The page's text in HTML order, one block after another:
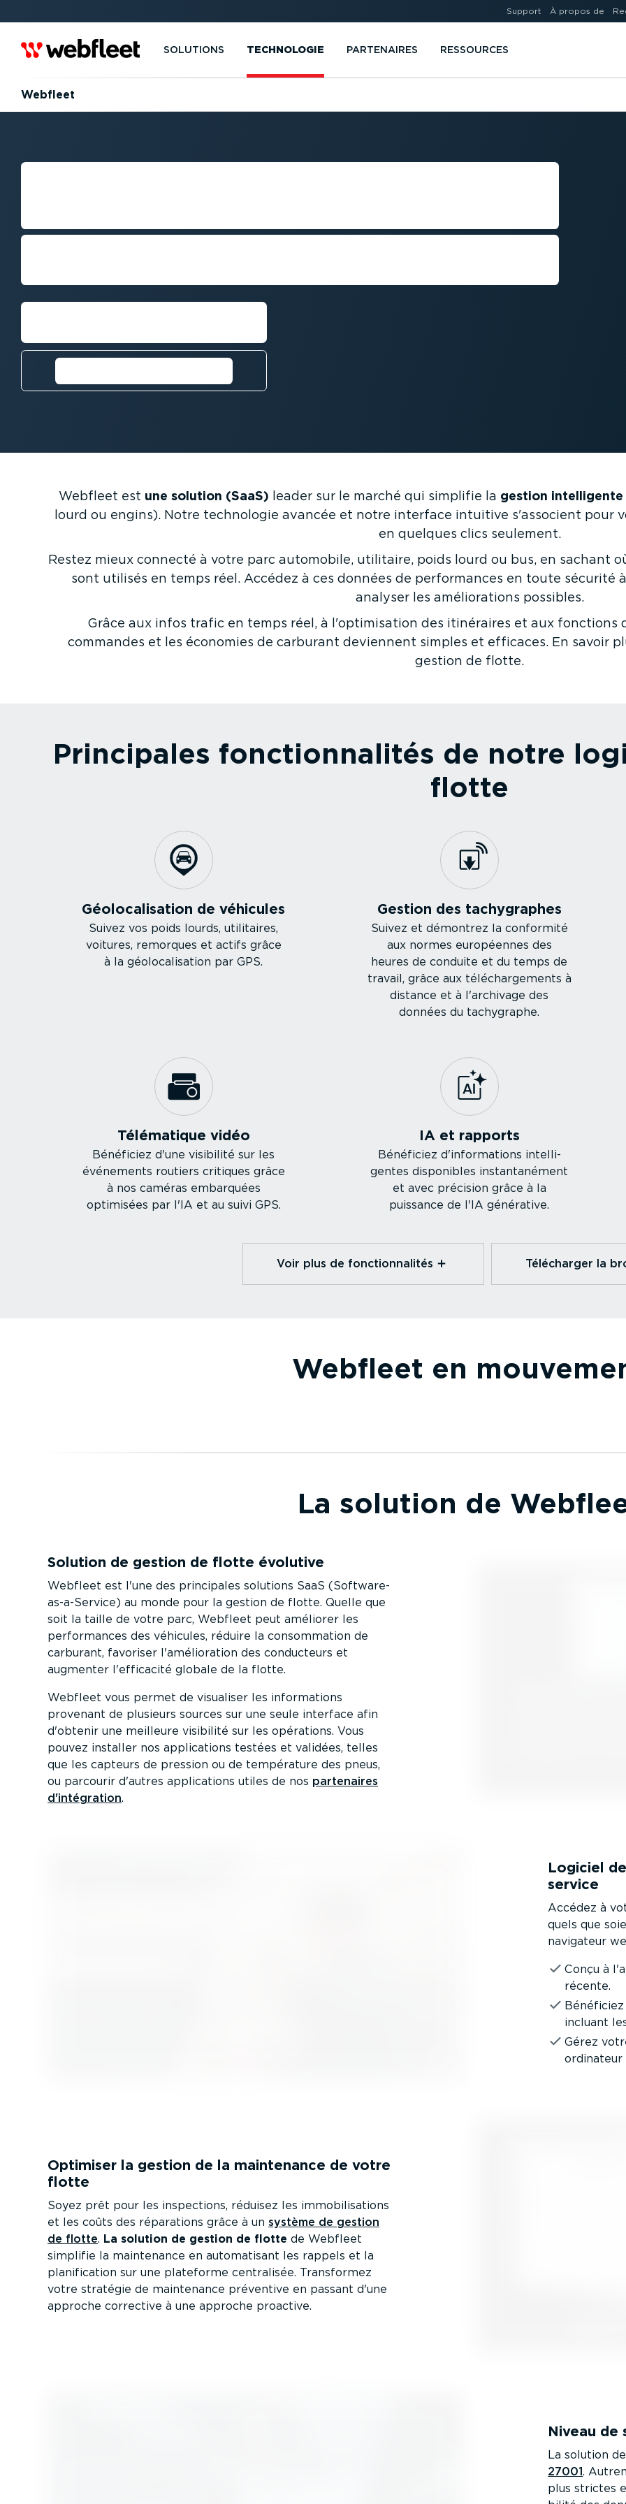
Support À propos de
SOLUTIONS TECHNOLOGIE PARTENAIRES RESSOURCES
Webfleet
LA SOLUTION DE GESTION DE
Webfleet est une solution (SaaS) leader sur le marché qui simplifie la gestion
lourd ou engins). Notre technologie avancée et notre interface intuitive s'associent pour
en quelques clics seulement.
Restez mieux connecté à votre parc automobile, utilitaire, poids lourd ou bus, en sachant
sont utilisés en temps réel. Accédez à ces données de perfor­mances en toute
analyser les amélio­ra­tions possibles.
Grâce aux infos trafic en temps réel, à l'optimi­sation des itinéraires et aux fonctions
commandes et les économies de carburant deviennent simples et efficaces. En savoir
gestion de flotte.
Principales fonction­na­lités de notre
flotte
Géolo­ca­li­sation de véhicules
Suivez vos poids lourds, utilitaires,
voitures, remorques et actifs grâce
à la géolo­ca­li­sation par GPS.
Gestion des tachy­graphes
Suivez et démontrez la conformité
aux normes européennes des
heures de conduite et du temps de
travail, grâce aux téléchar­ge­ments à
distance et à l'archivage des
données du tachygraphe.
Télématique vidéo
Bénéficiez d'une visibilité sur les
événements routiers critiques grâce
à nos caméras embarquées
optimisées par l'IA et au suivi GPS.
IA et rapports
Bénéficiez d'infor­ma­tions intel­li­
gentes disponibles instan­ta­nément
et avec précision grâce à la
puissance de l'IA générative.
Voir plus de fonction­na­lités⁠ Télécharger la
Webfleet en
La solution de
Solution de gestion de flotte évolutive
Webfleet est l'une des principales solutions SaaS (Softwa­re-
as-a-­Service) au monde pour la gestion de flotte. Quelle que
soit la taille de votre parc, Webfleet peut améliorer les
perfor­mances des véhicules, réduire la consom­mation de
carburant, favoriser l'amélio­ration des conducteurs et
augmenter l'efficacité globale de la flotte.
Webfleet vous permet de visualiser les infor­ma­tions
provenant de plusieurs sources sur une seule interface afin
d'obtenir une meilleure visibilité sur les opérations. Vous
pouvez installer nos appli­ca­tions testées et validées, telles
que les capteurs de pression ou de température des pneus,
ou parcourir d'autres appli­ca­tions utiles de nos partenaires
d'intégration.
Logiciel
service
Accédez à
quels que
navigateur
Conçu à
récente.
incluant
Gérez
Optimiser la gestion de la maintenance de votre
flotte
Soyez prêt pour les inspections, réduisez les immobi­li­sa­tions
et les coûts des réparations grâce à un système de gestion
de flotte. La solution de gestion de flotte de Webfleet
simplifie la maintenance en automa­tisant les rappels et la
plani­fi­cation sur une plateforme centralisée. Transformez
votre stratégie de maintenance préventive en passant d'une
approche corrective à une approche proactive.
Niveau de
La solution
27001.
plus strictes